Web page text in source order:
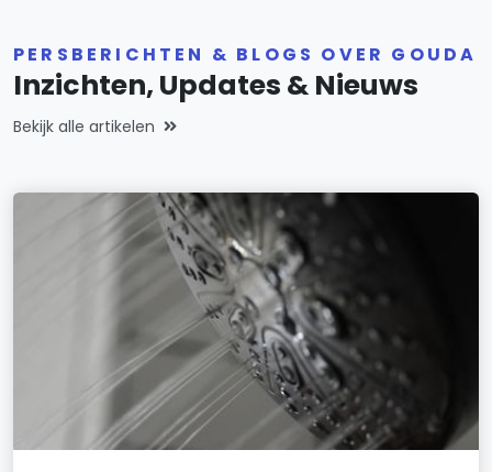
PERSBERICHTEN & BLOGS OVER GOUDA
Inzichten, Updates & Nieuws
Bekijk alle artikelen